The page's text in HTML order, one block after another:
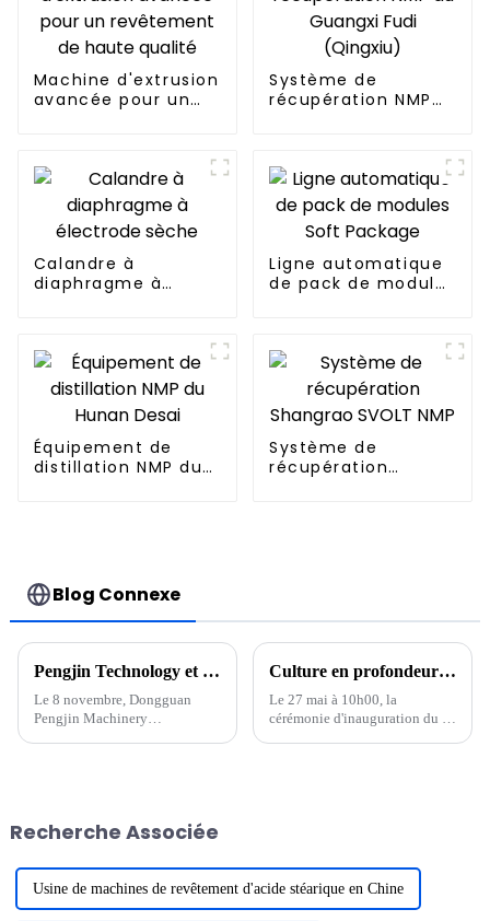
Machine d'extrusion
avancée pour un
Système de
récupération NMP
Calandre à
diaphragme à
Ligne automatique
de pack de modules
Équipement de
distillation NMP du
Système de
récupération
Blog Connexe
Pengjin Technology et Korea VINATech ont signé une coopération stratégique pour commencer un nouveau voyage ensemble
Le 8 novembre, Dongguan
Pengjin Machinery
d'équipements d'une valeur de
millions...
Culture en profondeur de nouvelles énergies, concentration sur la haute qualité, cérémonie de fondation du parc industriel de Pengjin Huizhou
Le 27 mai à 10h00, la
cérémonie d'inauguration du «
Recherche Associée
Usine de machines de revêtement d'acide stéarique en Chine